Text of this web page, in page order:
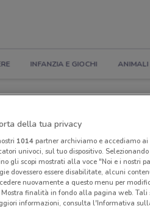
INFANZIA E GIOCHI ANIMALI
e Indirizzi
Eni a Livorno
della tua privacy
1014partner archiviamo e accediamo
univoci, sul tuo dispositivo.
gli scopi mostrati alla voce "Noi e i nostri
dovessero essere disabilitate, alcuni
nuovamente a questo menu per
finalità in fondo alla pagina web. Tali
informazioni, consulta l'Informativa